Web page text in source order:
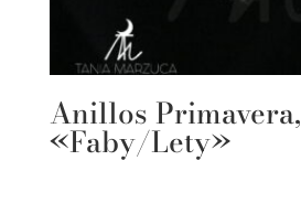
Anillos Primavera,
«Faby/Lety»